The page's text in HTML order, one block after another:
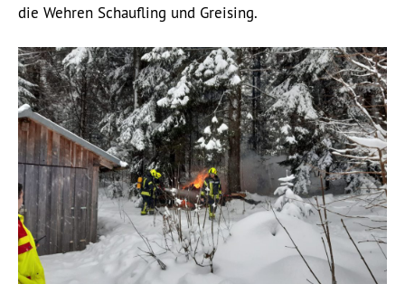
die Wehren Schaufling und Greising.